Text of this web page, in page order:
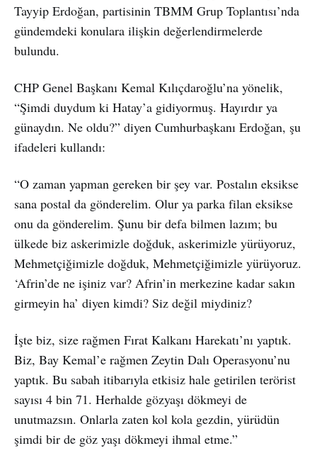
Tayyip Erdoğan, partisinin TBMM Grup Toplantısı’nda
gündemdeki konulara ilişkin değerlendirmelerde
bulundu.
CHP Genel Başkanı Kemal Kılıçdaroğlu’na yönelik,
“Şimdi duydum ki Hatay’a gidiyormuş. Hayırdır ya
günaydın. Ne oldu?” diyen Cumhurbaşkanı Erdoğan, şu
ifadeleri kullandı:
“O zaman yapman gereken bir şey var. Postalın eksikse
sana postal da gönderelim. Olur ya parka filan eksikse
onu da gönderelim. Şunu bir defa bilmen lazım; bu
ülkede biz askerimizle doğduk, askerimizle yürüyoruz,
Mehmetçiğimizle doğduk, Mehmetçiğimizle yürüyoruz.
‘Afrin’de ne işiniz var? Afrin’in merkezine kadar sakın
girmeyin ha’ diyen kimdi? Siz değil miydiniz?
İşte biz, size rağmen Fırat Kalkanı Harekatı’nı yaptık.
Biz, Bay Kemal’e rağmen Zeytin Dalı Operasyonu’nu
yaptık. Bu sabah itibarıyla etkisiz hale getirilen terörist
sayısı 4 bin 71. Herhalde gözyaşı dökmeyi de
unutmazsın. Onlarla zaten kol kola gezdin, yürüdün
şimdi bir de göz yaşı dökmeyi ihmal etme.”